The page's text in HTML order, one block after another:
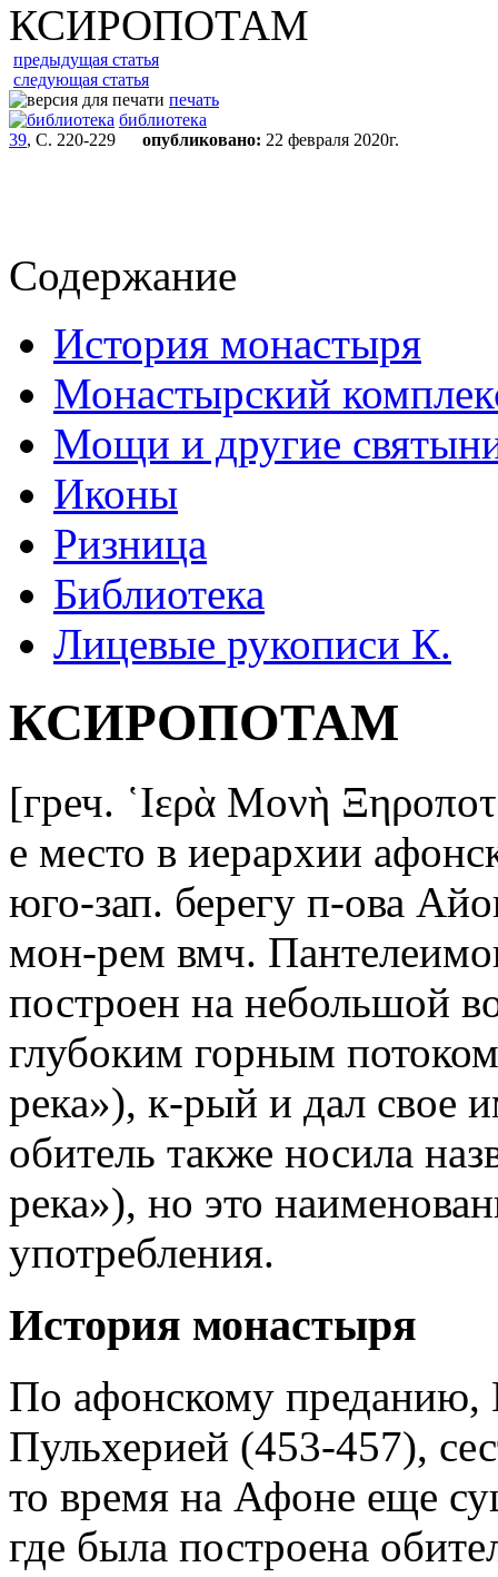
КСИРОПОТАМ
предыдущая статья
следующая статья
печать
библиотека
39, С. 220-229 опубликовано: 22 февраля 2020г.
Содержание
История монастыря
Монастырский
Мощи и другие
Иконы
Ризница
Библиотека
Лицевые рукописи К.
КСИРОПОТАМ
[греч. ῾Ιερὰ Μονὴ
е место в иерархии
юго-зап. берегу п-ова
мон-рем вмч.
построен на небольшой
глубоким горным
река»), к-рый и дал свое
обитель также носила
река»), но это
употребления.
История монастыря
По афонскому преданию,
Пульхерией (453-457),
то время на Афоне еще
где была построена